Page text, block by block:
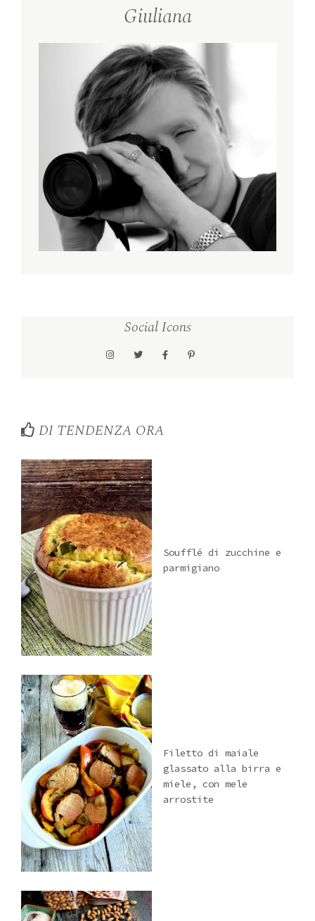
Giuliana
Social Icons
DI TENDENZA ORA
Soufflé di zucchine e
parmigiano
Filetto di maiale
glassato alla birra e
miele, con mele
arrostite